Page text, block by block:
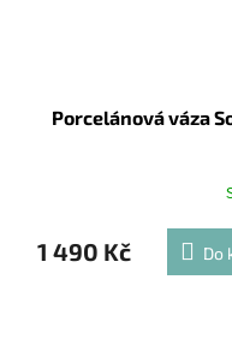
Porcelánová váza
1 490 Kč Do